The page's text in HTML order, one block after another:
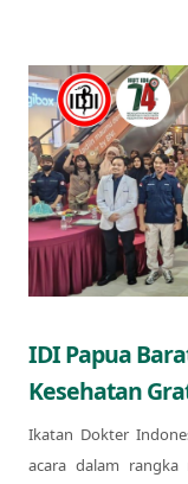
IDI Papua
Kesehatan
Ikatan Dokter
acara dalam rangka